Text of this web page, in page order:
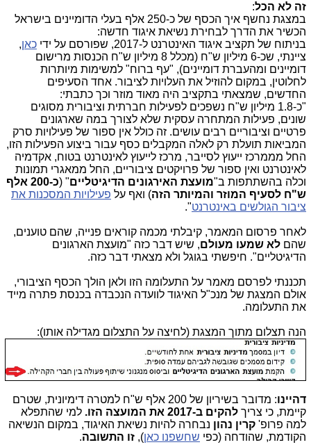
זה לא הכל:
במצגת נחשף איך הכסף של כ-250 אלף בעלי הדומיינים בישראל
הכשיר את הדרך לבחירת נשיאת איגוד חדשה:
בניתוח של תקציב איגוד האינטרנט ל-2017, שפורסם על ידי
כאן,
ציינתי, שכ-6 מיליון ש"ח (מכלל 8 מיליון ש"ח הכנסות מרישום
דומיינים ומהעברת דומיינים), "עף ברוח" למשימות מיותרות
לחלוטין, במקום להוזיל את העלויות לציבור. אחד הסעיפים
החדשים, שמצאתי בתקציב היה מאוד מוזר וכך כתבתי:
"כ-1.8 מיליון ש"ח נשפכים לפעילות חברתית וציבורית מסוגים
שונים, פעילות המתחרה עסקית שלא לצורך במה שארגונים
פרטיים וציבוריים רבים עושים. זה כולל אין ספור של פעילויות סרק
המביאות תועלת רק לאלה המקבלים כסף עבור ביצוע הפעילות הזו,
החל מממרכז ייעוץ לסייבר, מרכז לייעוץ לאינטרנט בטוח, אקדמיה
לאינטרנט ואין ספור של פרויקטים ציבוריים, החל ממאגרי תמונות
וכלה בהשתתפות ב"מועצת האירגונים הדיגיטליים" (
כ-200 אלף
ש"ח לסעיף המוזר והמיותר הזה) ואף על פעילויות המסכנות את
ציבור הגולשים באינטרנט".
לאחר פרסום המאמר, קיבלתי מכמה קוראים פנייה, שהם טוענים,
שהם לא שמעו מעולם, שיש דבר כזה "מועצת הארגונים
הדיגיטליים". חיפשתי בגוגל ולא מצאתי דבר כזה.
תכננתי לפרסם מאמר על התעלומה הזו ולאן הולך הכסף הציבורי,
אולם המצגת של מנכ"ל האיגוד לוועדה הנכבדה בכנסת פתרה מייד
את התעלומה.
הנה תצלום מתוך המצגת (לחיצה על התצלום מגדילה אותו):
דהיינו
: מדובר בשיריון של 200 אלף ש"ח למטרה דימיונית, שטרם
קיימת, כי צריך להקים ב-2017 את המועצה הזו.
למי שהתפלא
למה פרופ' קרין נהון נבחרה להיות נשיאת האיגוד, במקום הנשיאה
הקודמת, שהודחה (כפי שחשפנו כאן), זו התשובה.